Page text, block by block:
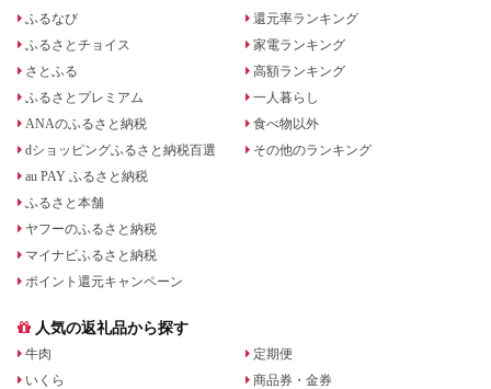
ふるなび
ふるさとチョイス
さとふる
ふるさとプレミアム
ANAのふるさと納税
dショッピングふるさと納税百選
au PAY ふるさと納税
ふるさと本舗
ヤフーのふるさと納税
マイナビふるさと納税
ポイント還元キャンペーン
還元率ランキング
家電ランキング
高額ランキング
一人暮らし
食べ物以外
その他のランキング
人気の返礼品から探す
牛肉
いくら
定期便
商品券・金券